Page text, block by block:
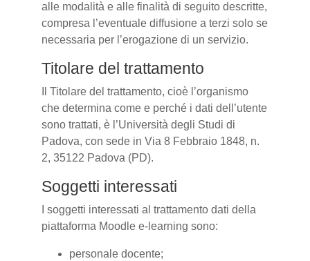
alle modalità e alle finalità di seguito descritte,
compresa l’eventuale diffusione a terzi solo se
necessaria per l’erogazione di un servizio.
Titolare del trattamento
Il Titolare del trattamento, cioè l’organismo
che determina come e perché i dati dell’utente
sono trattati, è l’Università degli Studi di
Padova, con sede in Via 8 Febbraio 1848, n.
2, 35122 Padova (PD).
Soggetti interessati
I soggetti interessati al trattamento dati della
piattaforma Moodle e-learning sono:
personale docente;